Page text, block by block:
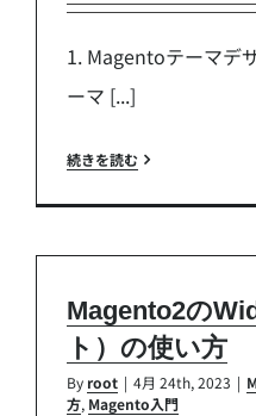
1. Magentoテーマデ
ーマ [...]
続きを読む
Magento2の
ト）の使い方
By root | 4月 24th, 2023 |
方, Magento入門